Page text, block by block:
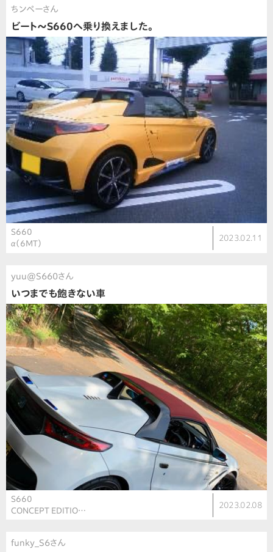
ちンペーさん
ビート〜S660へ乗り換えました。
S660
α（6MT）
2023.02.11
yuu@S660さん
いつまでも飽きない車
S660
CONCEPT EDITIO…
2023.02.08
funky_S6さん